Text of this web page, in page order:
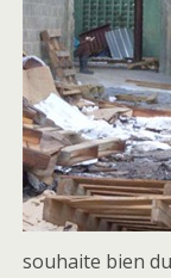
souhaite bien